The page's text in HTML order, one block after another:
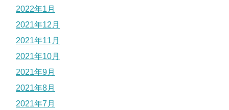
2022年1月
2021年12月
2021年11月
2021年10月
2021年9月
2021年8月
2021年7月